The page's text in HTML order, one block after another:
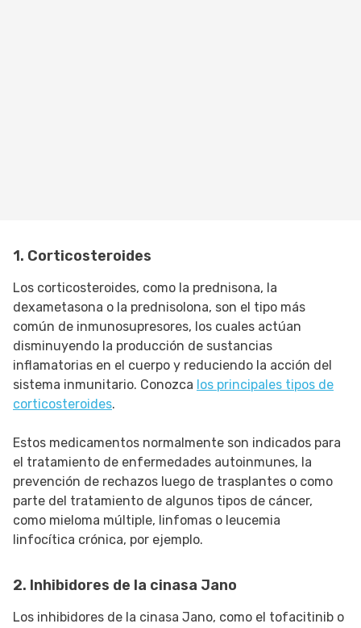
1. Corticosteroides
Los corticosteroides, como la prednisona, la
dexametasona o la prednisolona, son el tipo más
común de inmunosupresores, los cuales actúan
disminuyendo la producción de sustancias
inflamatorias en el cuerpo y reduciendo la acción del
sistema inmunitario. Conozca los principales tipos de
corticosteroides.
Estos medicamentos normalmente son indicados para
el tratamiento de enfermedades autoinmunes, la
prevención de rechazos luego de trasplantes o como
parte del tratamiento de algunos tipos de cáncer,
como mieloma múltiple, linfomas o leucemia
linfocítica crónica, por ejemplo.
2. Inhibidores de la cinasa Jano
Los inhibidores de la cinasa Jano, como el tofacitinib o